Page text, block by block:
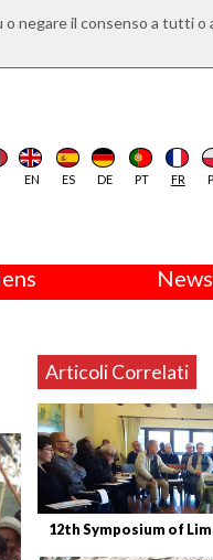
negare il consenso a tutti o
EN ES DE PT FR
Articoli Correlati
12th Symposium of